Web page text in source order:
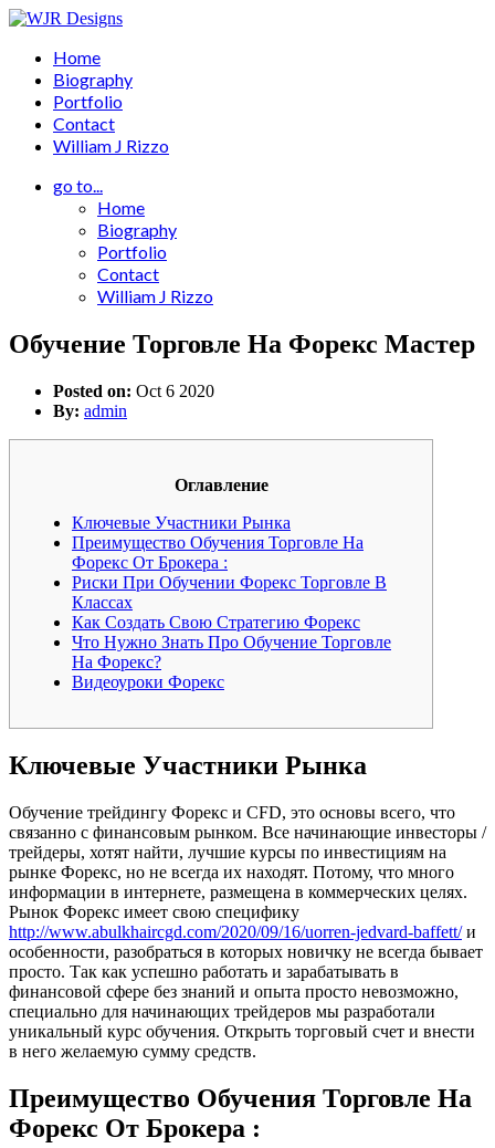
Home
Biography
Portfolio
Contact
William J Rizzo
go to...
Home
Biography
Portfolio
Contact
William J Rizzo
Обучение Торговле На Форекс Мастер
Posted on: Oct 6 2020
By: admin
Оглавление
Ключевые Участники Рынка
Преимущество Обучения Торговле На
Форекс От Брокера :
Риски При Обучении Форекс Торговле В
Классах
Как Создать Свою Стратегию Форекс
Что Нужно Знать Про Обучение Торговле
На Форекс?
Видеоуроки Форекс
Ключевые Участники Рынка
Обучение трейдингу Форекс и CFD, это основы всего, что
связанно с финансовым рынком. Все начинающие инвесторы /
трейдеры, хотят найти, лучшие курсы по инвестициям на
рынке Форекс, но не всегда их находят. Потому, что много
информации в интернете, размещена в коммерческих целях.
Рынок Форекс имеет свою специфику
http://www.abulkhaircgd.com/2020/09/16/uorren-jedvard-baffett/и
особенности, разобраться в которых новичку не всегда бывает
просто. Так как успешно работать и зарабатывать в
финансовой сфере без знаний и опыта просто невозможно,
специально для начинающих трейдеров мы разработали
уникальный курс обучения. Открыть торговый счет и внести
в него желаемую сумму средств.
Преимущество Обучения Торговле На
Форекс От Брокера :